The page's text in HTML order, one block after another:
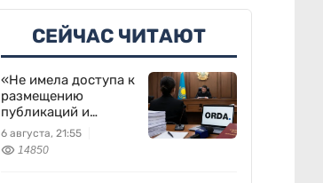
СЕЙЧАС ЧИТАЮТ
«Не имела доступа к
размещению
публикаций и
выполняла
поручения
Бажкеновой» – экс-
6 августа, 21:55
14850